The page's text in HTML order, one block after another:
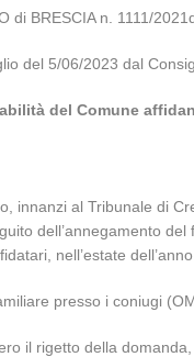
di BRESCIA n. 1111/
del 5/06/2023 dal
del Comune
innanzi al Tribunale di
dell’annegamento
nell’estate
presso i coniugi
il rigetto della